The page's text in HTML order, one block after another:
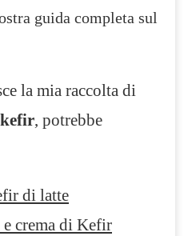
guida completa sul
la mia raccolta di
kefir, potrebbe
di latte
crema di Kefir